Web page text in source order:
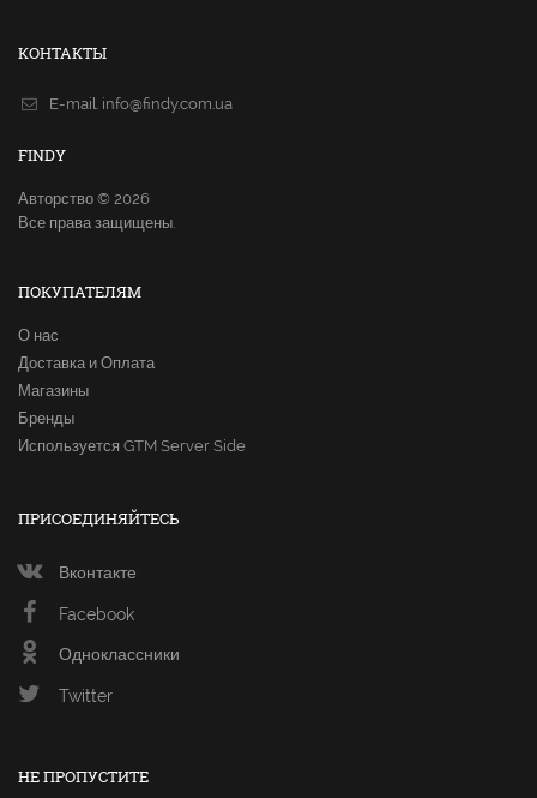
КОНТАКТЫ
E-mail. info@findy.com.ua
FINDY
Авторство © 2026
Все права защищены.
ПОКУПАТЕЛЯМ
О нас
Доставка и Оплата
Магазины
Бренды
Используется GTM Server Side
ПРИСОЕДИНЯЙТЕСЬ
Вконтакте
Facebook
Одноклассники
Twitter
НЕ ПРОПУСТИТЕ